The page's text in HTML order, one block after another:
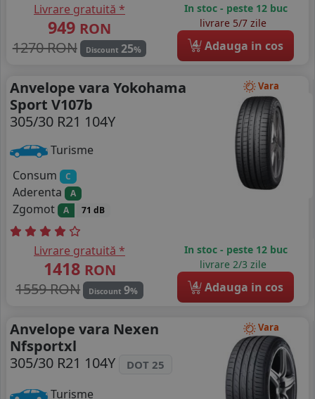
Livrare gratuită *
949 RON
1270 RON
Discount 25%
In stoc - peste 12 buc
livrare 5/7 zile
4 Adauga in cos
Vara
Anvelope vara Yokohama
Sport V107b
305/30 R21 104Y
Turisme
Consum
C
Aderenta A
Zgomot A 71 dB
Livrare gratuită *
1418 RON
1559 RON
Discount 9%
In stoc - peste 12 buc
livrare 2/3 zile
4 Adauga in cos
Vara
Anvelope vara Nexen
Nfsportxl
305/30 R21 104Y
DOT 25
Turisme